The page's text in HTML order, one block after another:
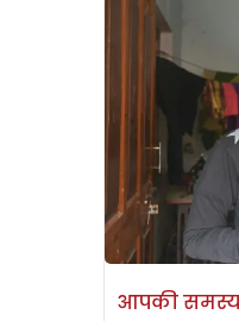
आपकी